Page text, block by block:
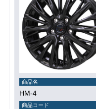
商品名
HM-4
商品コード